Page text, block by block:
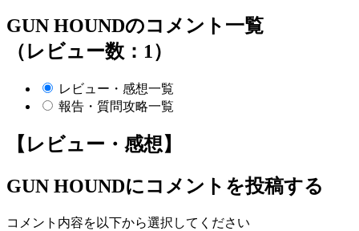
GUN HOUNDのコメント一覧
（レビュー数：1）
レビュー・感想一覧
報告・質問攻略一覧
【レビュー・感想】
GUN HOUNDにコメントを投稿する
コメント内容を以下から選択してください